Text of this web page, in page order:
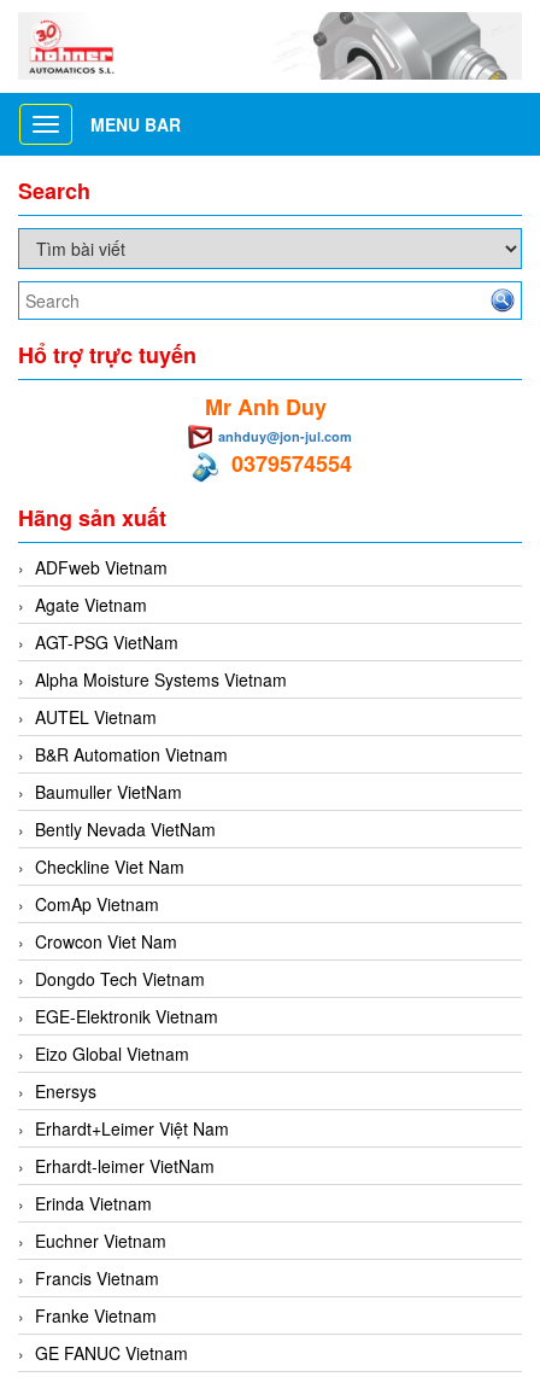
Toggle
navigation
MENU BAR
Search
Hổ trợ trực tuyến
Mr Anh Duy
anhduy@jon-jul.com
0379574554
Hãng sản xuất
ADFweb Vietnam
Agate Vietnam
AGT-PSG VietNam
Alpha Moisture Systems Vietnam
AUTEL Vietnam
B&R Automation Vietnam
Baumuller VietNam
Bently Nevada VietNam
Checkline Viet Nam
ComAp Vietnam
Crowcon Viet Nam
Dongdo Tech Vietnam
EGE-Elektronik Vietnam
Eizo Global Vietnam
Enersys
Erhardt+Leimer Việt Nam
Erhardt-leimer VietNam
Erinda Vietnam
Euchner Vietnam
Francis Vietnam
Franke Vietnam
GE FANUC Vietnam